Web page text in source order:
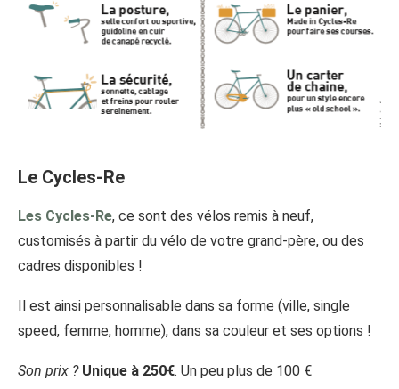
Le Cycles-Re
Les Cycles-Re, ce sont des vélos remis à neuf,
customisés à partir du vélo de votre grand-père, ou des
cadres disponibles !
Il est ainsi personnalisable dans sa forme (ville, single
speed, femme, homme), dans sa couleur et ses options !
Son prix ? Unique à 250€. Un peu plus de 100 €